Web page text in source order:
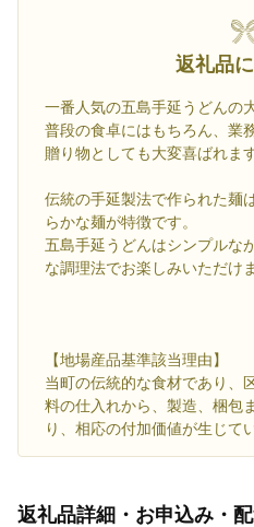
返礼品
一番人気の五島手延うどんの
普段の食卓にはもちろん、業
贈り物としても大変喜ばれます
伝統の手延製法で作られた麺
らかな麺が特徴です。
五島手延うどんはシンプルな
な調理法でお楽しみいただけま
【地場産品基準該当理由】
当町の伝統的な食材であり、
料の仕入れから、製造、梱包
り、相応の付加価値が生じて
返礼品詳細・お申込み・